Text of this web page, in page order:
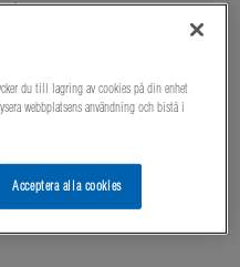
du till lagring av cookies på din enhet
webbplatsens användning och bistå i
Acceptera alla cookies